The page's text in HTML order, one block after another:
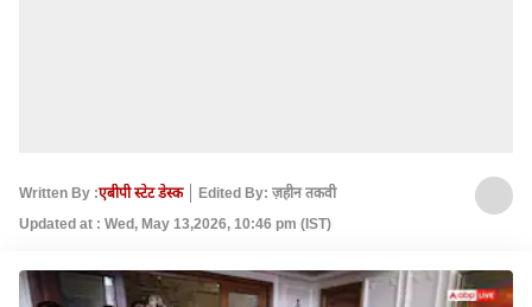
Written By :एबीपी स्टेट डेस्क
Edited By: ज़हीन तकवी
Updated at : Wed, May 13,2026, 10:46 pm (IST)